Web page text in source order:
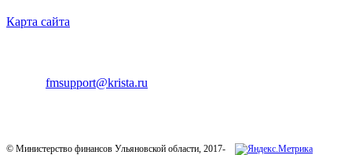
Карта сайта
fmsupport@krista.ru
© Министерство финансов Ульяновской области, 2017-